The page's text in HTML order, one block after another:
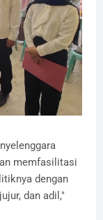
memfasilitasi
dengan
dan adil,"